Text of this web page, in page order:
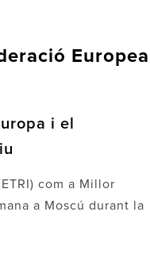
Europea
i el
com a Millor
a Moscú durant la